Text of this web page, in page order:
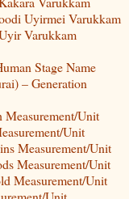
Uyirmei Varukkam
Varukkam
Stage Name
– Generation
Unit
Unit
Measurement/Unit
Measurement/Unit
Measurement/Unit